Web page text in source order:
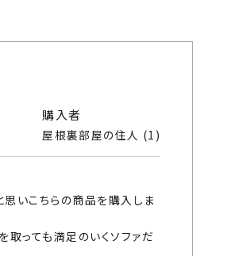
購入者
屋根裏部屋の住人 1
いこちらの商品を購入しま
取っても満足のいくソファだ